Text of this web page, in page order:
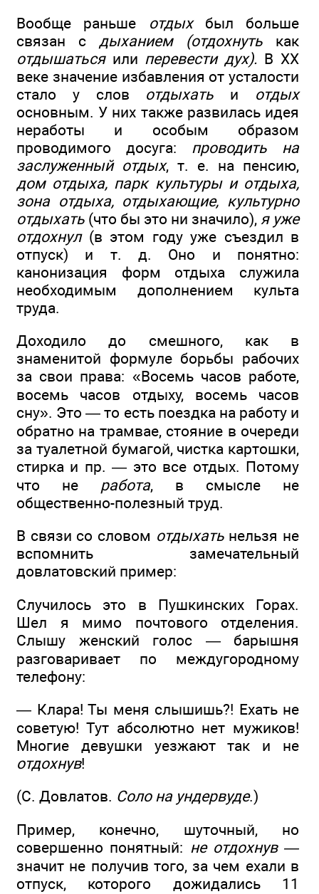
Вообще раньше отдыхбыл больше
связан с дыханием (отдохнуть как
отдышатьсяили перевести дух). В XX
веке значение избавления от усталости
стало у слов отдыхать и отдых
основным. У них также развилась идея
неработы и особым образом
проводимого досуга: проводить на
заслуженный отдых, т. е. на пенсию,
дом отдыха, парк культуры и отдыха,
зона отдыха, отдыхающие, культурно
отдыхать (что бы это ни значило), я уже
отдохнул(в этом году уже съездил в
отпуск) и т. д. Оно и понятно:
канонизация форм отдыха служила
необходимым дополнением культа
труда.
Доходило до смешного, как в
знаменитой формуле борьбы рабочих
за свои права: «Восемь часов работе,
восемь часов отдыху, восемь часов
сну». Это — то есть поездка на работу и
обратно на трамвае, стояние в очереди
за туалетной бумагой, чистка картошки,
стирка и пр. — это все отдых. Потому
что не работа, в смысле не
общественно-полезный труд.
В связи со словом отдыхатьнельзя не
вспомнить замечательный
довлатовский пример:
Случилось это в Пушкинских Горах.
Шел я мимо почтового отделения.
Слышу женский голос — барышня
разговаривает по междугородному
телефону:
— Клара! Ты меня слышишь?! Ехать не
советую! Тут абсолютно нет мужиков!
Многие девушки уезжают так и не
отдохнув!
(С. Довлатов. Соло на ундервуде.)
Пример, конечно, шуточный, но
совершенно понятный: не отдохнув —
значит не получив того, за чем ехали в
отпуск, которого дожидались 11